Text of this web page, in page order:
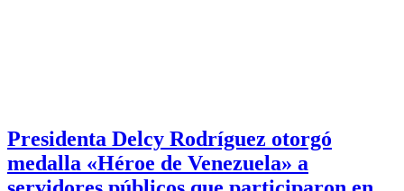
Presidenta Delcy Rodríguez otorgó
medalla «Héroe de Venezuela» a